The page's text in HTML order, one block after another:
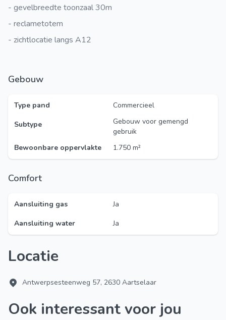
- gevelbreedte toonzaal 30m
- reclametotem
- zichtlocatie langs A12
Gebouw
Type pand
Commercieel
Subtype
Gebouw voor gemengd
gebruik
Bewoonbare oppervlakte
1.750 m²
Comfort
Aansluiting gas
Ja
Aansluiting water
Ja
Locatie
Antwerpsesteenweg 57, 2630 Aartselaar
Ook interessant voor jou